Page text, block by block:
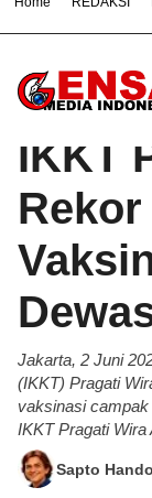
# Bandung
Beranda/Berita
IKKT
Rekor
Jakarta, 2 Juni
(IKKT) Pragati
vaksinasi campak
IKKT Pragati Wira
Sapto